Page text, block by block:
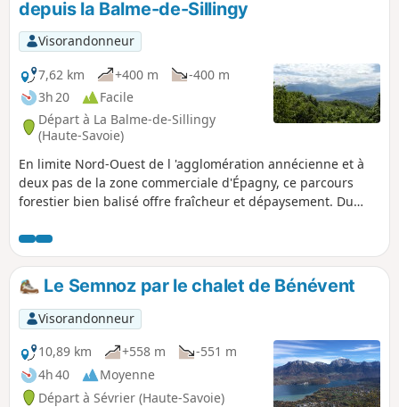
vers l'Ouest.
depuis la Balme-de-Sillingy
Visorandonneur
7,62 km
+400 m
-400 m
3h 20
Facile
Départ à La Balme-de-Sillingy
(Haute-Savoie)
En limite Nord-Ouest de l 'agglomération annécienne et à
deux pas de la zone commerciale d'Épagny, ce parcours
forestier bien balisé offre fraîcheur et dépaysement. Du
lac, les montagnes et la vallée du Fier dans son parcours
campagnard.
Le Semnoz par le chalet de Bénévent
Visorandonneur
10,89 km
+558 m
-551 m
4h 40
Moyenne
Départ à Sévrier (Haute-Savoie)